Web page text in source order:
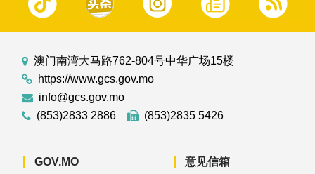
澳门南湾大马路762-804号中华广场15楼
https://www.gcs.gov.mo
info@gcs.gov.mo
(853)2833 2886
(853)2835 5426
GOV.MO 意见信箱